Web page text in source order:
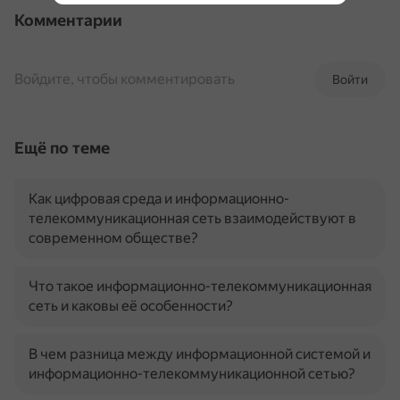
Комментарии
Войти
Войдите, чтобы комментировать
Ещё по теме
Как цифровая среда и информационно-
телекоммуникационная сеть взаимодействуют в
современном обществе?
Что такое информационно-телекоммуникационная
сеть и каковы её особенности?
В чем разница между информационной системой и
информационно-телекоммуникационной сетью?